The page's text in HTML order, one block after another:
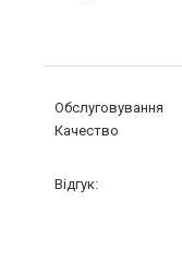
Обслуговування
Качество
Відгук: